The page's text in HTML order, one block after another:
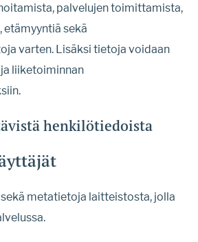
palvelujen toimittamista,
sekä
varten. Lisäksi tietoja voidaan
liiketoiminnan
henkilötiedoista
metatietoja laitteistosta, jolla